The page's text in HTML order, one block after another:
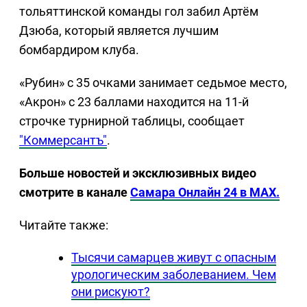
тольяттинской команды гол забил Артём
Дзюба, который является лучшим
бомбардиром клуба.
«Рубин» с 35 очками занимает седьмое место,
«Акрон» с 23 баллами находится на 11-й
строчке турнирной таблицы, сообщает
"Коммерсантъ".
Больше новостей и эксклюзивных видео
смотрите в каналеСамара Онлайн 24 в MAX.
Читайте также:
Тысячи самарцев живут с опасным
урологическим заболеванием. Чем
они рискуют?